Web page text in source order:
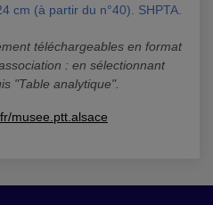
cm (à partir du n°40). SHPTA.
téléchargeables en format
: en sélectionnant
"Table analytique".
musee.ptt.alsace